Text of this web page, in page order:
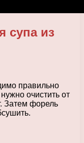
супа из
правильно
очистить от
Затем форель